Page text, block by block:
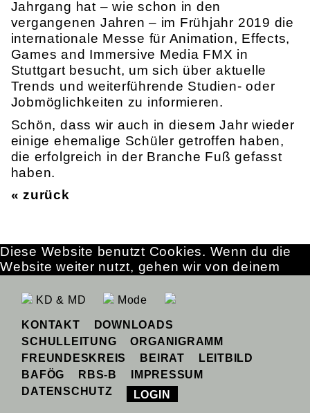
Jahrgang hat – wie schon in den
vergangenen Jahren – im Frühjahr 2019 die
internationale Messe für Animation, Effects,
Games and Immersive Media FMX in
Stuttgart besucht, um sich über aktuelle
Trends und weiterführende Studien- oder
Jobmöglichkeiten zu informieren.
Schön, dass wir auch in diesem Jahr wieder
einige ehemalige Schüler getroffen haben,
die erfolgreich in der Branche Fuß gefasst
haben.
« zurück
KD & MD Mode
KONTAKT
DOWNLOADS
SCHULLEITUNG
ORGANIGRAMM
FREUNDESKREIS
BEIRAT
LEITBILD
BAFÖG
RBS-B
IMPRESSUM
DATENSCHUTZ
LOGIN
Diese Website benutzt Cookies. Wenn du die
Website weiter nutzt, gehen wir von deinem